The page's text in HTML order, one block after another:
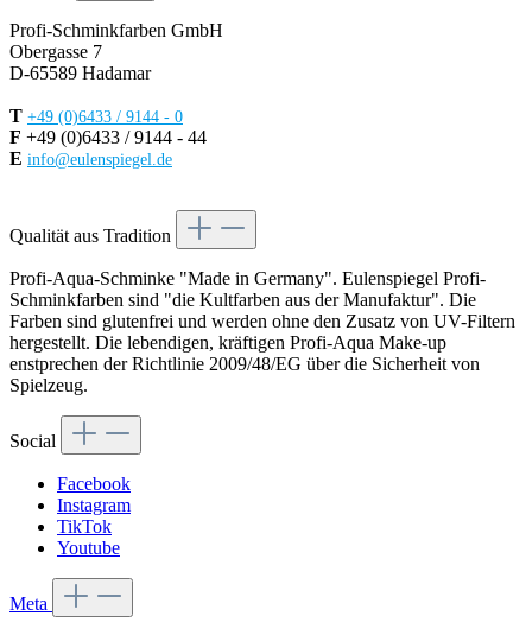
Profi-Schminkfarben GmbH
Obergasse 7
D-65589 Hadamar
T +49 (0)6433 / 9144 - 0
F +49 (0)6433 / 9144 - 44
E info@eulenspiegel.de
Qualität aus Tradition
Profi-Aqua-Schminke "Made in Germany". Eulenspiegel Profi-
Schminkfarben sind "die Kultfarben aus der Manufaktur". Die
Farben sind glutenfrei und werden ohne den Zusatz von UV-Filtern
hergestellt. Die lebendigen, kräftigen Profi-Aqua Make-up
enstprechen der Richtlinie 2009/48/EG über die Sicherheit von
Spielzeug.
Social
Facebook
Instagram
TikTok
Youtube
Meta